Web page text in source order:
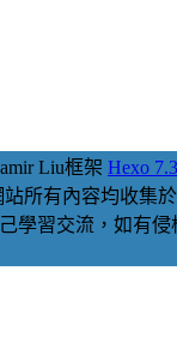
Liu框架 Hexo
所有內容均收集
學習交流，如有侵